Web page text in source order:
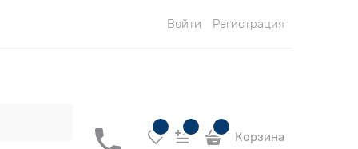
Войти Регистрация
Корзина